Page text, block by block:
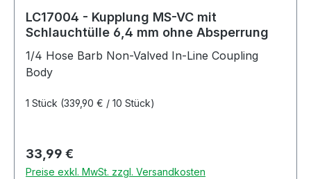
LC17004 - Kupplung MS-VC mit
Schlauchtülle 6,4 mm ohne Absperrung
1/4 Hose Barb Non-Valved In-Line Coupling
Body
1 Stück (339,90 € / 10 Stück)
Regulärer Preis:
33,99 €
Preise exkl. MwSt. zzgl. Versandkosten